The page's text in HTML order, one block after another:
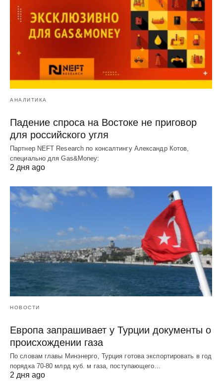
АНАЛИТИКА
Падение спроса на Востоке не приговор
для российского угля
Партнер NEFT Research по консалтингу Александр Котов,
специально для Gas&Money:
2 дня ago
НОВОСТИ
Европа запрашивает у Турции документы о
происхождении газа
По словам главы Минэнерго, Турция готова экспортировать в год
порядка 70-80 млрд куб. м газа, поступающего…
2 дня ago